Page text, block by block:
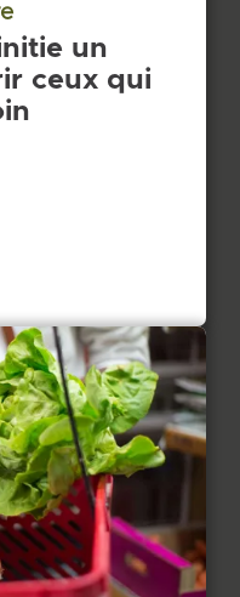
un
ceux qui